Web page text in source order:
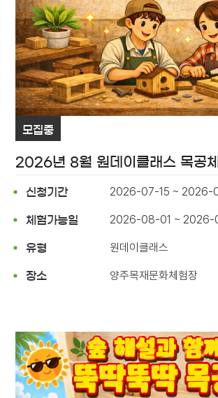
모집중
2026년 8월 원데이클래스 목공
신청기간 2026-07-15 ~ 2026-
체험가능일 2026-08-01 ~ 2026-
유형 원데이클래스
장소 양주목재문화체험장